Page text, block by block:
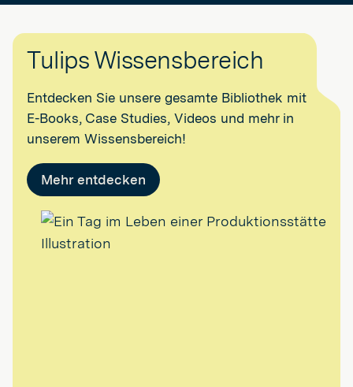
Tulips Wissensbereich
Entdecken Sie unsere gesamte Bibliothek mit
E-Books, Case Studies, Videos und mehr in
unserem Wissensbereich!
Mehr entdecken